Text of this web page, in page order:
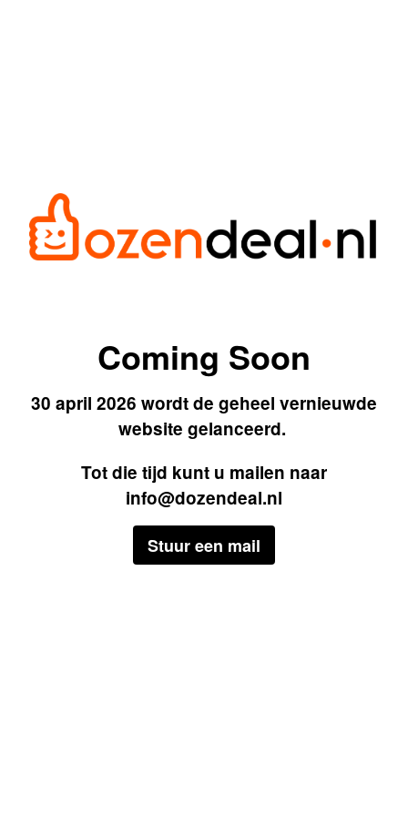
Coming Soon
30 april 2026 wordt de geheel vernieuwde
website gelanceerd.
Tot die tijd kunt u mailen naar
info@dozendeal.nl
Stuur een mail